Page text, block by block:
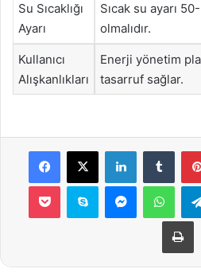
Su Sıcaklığı
Ayarı
Sıcak su ayarı
olmalıdır.
Kullanıcı
Alışkanlıkları
Enerji yönetim
tasarruf sağlar.
Facebook
X LinkedIn
Pocket Skype Messenger